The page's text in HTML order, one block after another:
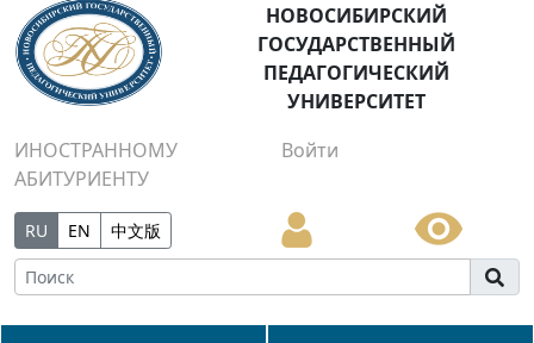
НОВОСИБИРСКИЙ
ГОСУДАРСТВЕННЫЙ
ПЕДАГОГИЧЕСКИЙ
УНИВЕРСИТЕТ
ИНОСТРАННОМУ
АБИТУРИЕНТУ
Войти
RU EN 中文版